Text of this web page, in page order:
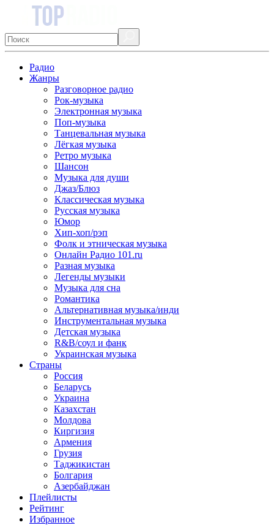
Радио
Жанры
Разговорное радио
Рок-музыка
Электронная музыка
Поп-музыка
Танцевальная музыка
Лёгкая музыка
Ретро музыка
Шансон
Музыка для души
Джаз/Блюз
Классическая музыка
Русская музыка
Юмор
Хип-хоп/рэп
Фолк и этническая музыка
Онлайн Радио 101.ru
Разная музыка
Легенды музыки
Музыка для сна
Романтика
Альтернативная музыка/инди
Инструментальная музыка
Детская музыка
R&B/cоул и фанк
Украинская музыка
Страны
Россия
Беларусь
Украина
Казахстан
Молдова
Киргизия
Армения
Грузия
Таджикистан
Болгария
Азербайджан
Плейлисты
Рейтинг
Избранное